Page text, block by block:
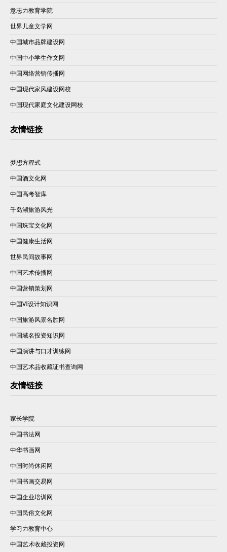
意志力教育学院
世界儿童文学网
中国城市品牌建设网
中国中小学生作文网
中国网络营销传播网
中国现代家风建设网校
中国现代家庭文化建设网校
友情链接
梦想方程式
中国酒文化网
中国高考智库
千岛湖旅游风光
中国珠宝文化网
中国健康生活网
世界民间故事网
中国艺术传播网
中国营销策划网
中国VI设计知识网
中国旅游风景名胜网
中国域名投资知识网
中国演讲与口才训练网
中国艺术品收藏证书查询网
友情链接
家长学院
中国书法网
中华书画网
中国时尚休闲网
中国书画交易网
中国企业培训网
中国民俗文化网
学习力教育中心
中国艺术收藏投资网